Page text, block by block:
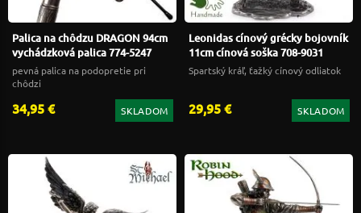
Palica na chôdzu DRAGON 94cm
vychádzková palica 774-5247
pevná palica na podopretie pri
chôdzi
34,95 € SKLADOM
Leonidas cínový grécky bojovník
11cm cínová soška 708-9031
Spartský kráľ, ťažký cínový odliatok
29,95 € SKLADOM